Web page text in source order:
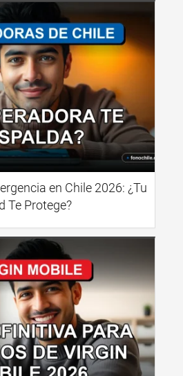
en Chile 2026: ¿Tu
Te Protege?